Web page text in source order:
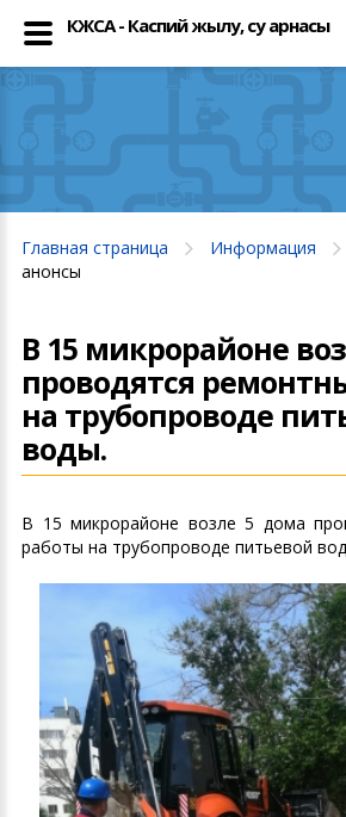
Главная страница Информация
анонсы
В 15 микрорайоне
проводятся
на трубопроводе
воды.
В 15 микрорайоне возле 5 дома
работы на трубопроводе питьевой
КЖСА - Каспий жылу, су арнасы